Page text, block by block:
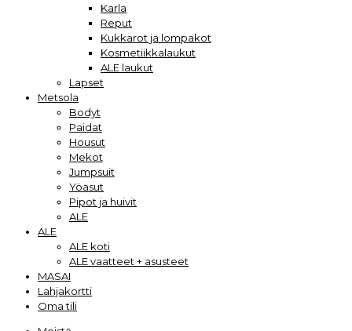
Karla
Reput
Kukkarot ja lompakot
Kosmetiikkalaukut
ALE laukut
Lapset
Metsola
Bodyt
Paidat
Housut
Mekot
Jumpsuit
Yöasut
Pipot ja huivit
ALE
ALE
ALE koti
ALE vaatteet + asusteet
MASAI
Lahjakortti
Oma tili